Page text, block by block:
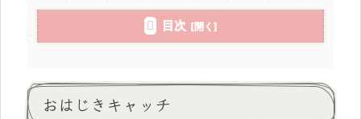
目次
おはじきキャッチ